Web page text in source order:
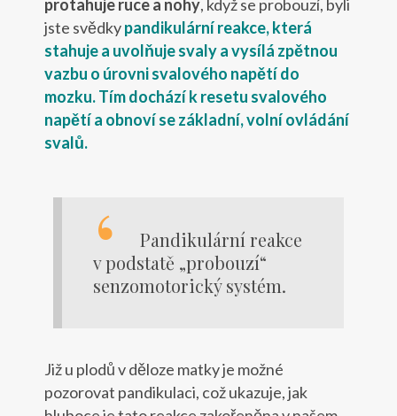
protahuje ruce a nohy, když se probouzí, byli
jste svědkypandikulární reakce, která
stahuje a uvolňuje svaly a vysílá zpětnou
vazbu o úrovni svalového napětí do
mozku.Tím dochází k resetu svalového
napětí a obnoví se základní, volní ovládání
svalů.
Pandikulární reakce
v podstatě „probouzí“
senzomotorický systém.
Již u plodů v děloze matky je možné
pozorovat pandikulaci, což ukazuje, jak